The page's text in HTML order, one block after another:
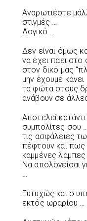
Αναρωτιέστε
στιγμές …
Λογικό …
Δεν είναι όμως
να έχει πάει στο
στον δικό μας
μην έχουμε
τα φώτα στους
ανάβουν σε
Αποτελεί
συμπολίτες σου
τις ασφάλειες
πέφτουν και πως
καμμένες λάμπες
Να απολογείσαι
Ευτυχώς και ο
εκτός ωραρίου …